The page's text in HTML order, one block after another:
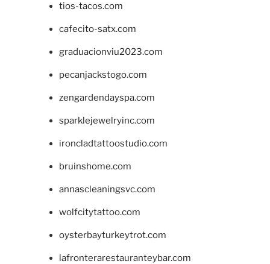
tios-tacos.com
cafecito-satx.com
graduacionviu2023.com
pecanjackstogo.com
zengardendayspa.com
sparklejewelryinc.com
ironcladtattoostudio.com
bruinshome.com
annascleaningsvc.com
wolfcitytattoo.com
oysterbayturkeytrot.com
lafronterarestauranteybar.com